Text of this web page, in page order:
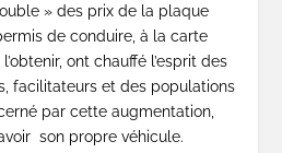
» des prix de la plaque
de conduire, à la carte
ont chauffé l’esprit des
facilitateurs et des populations
par cette augmentation,
son propre véhicule.